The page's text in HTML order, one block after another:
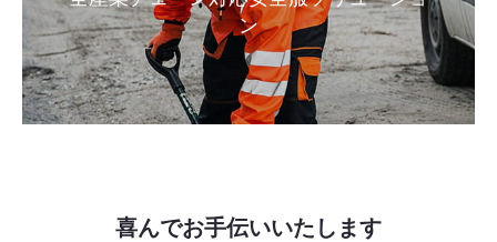
ン
喜んでお手伝いいたします